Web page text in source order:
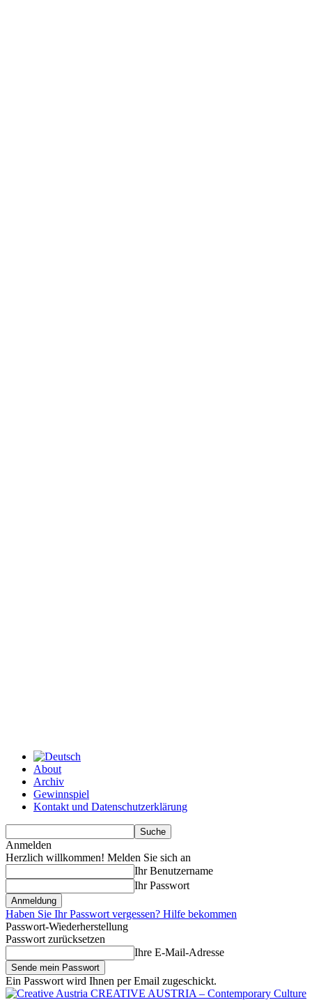
About
Archiv
Gewinnspiel
Kontakt und Datenschutzerklärung
Anmelden
Herzlich willkommen! Melden Sie sich an
Ihr Benutzername
Ihr Passwort
Haben Sie Ihr Passwort vergessen? Hilfe bekommen
Passwort-Wiederherstellung
Passwort zurücksetzen
Ihre E-Mail-Adresse
Ein Passwort wird Ihnen per Email zugeschickt.
CREATIVE AUSTRIA – Contemporary Culture